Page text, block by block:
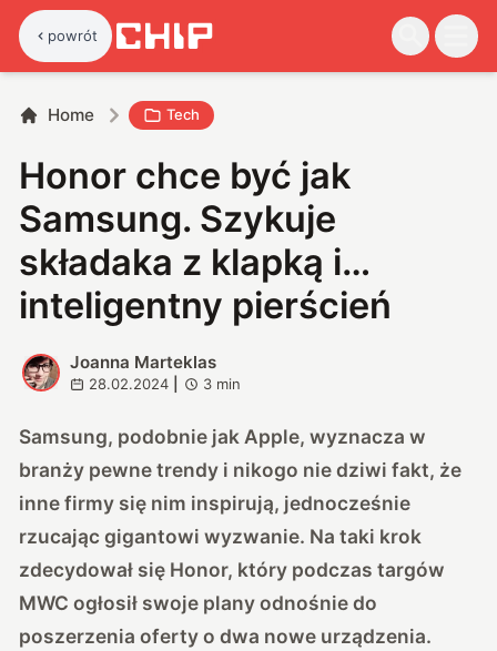
powrót
Home Tech
Honor chce być jak
Samsung. Szykuje
składaka z klapką i…
inteligentny pierścień
J
Joanna Marteklas
28.02.2024 3 min
Samsung, podobnie jak Apple, wyznacza w
branży pewne trendy i nikogo nie dziwi fakt, że
inne firmy się nim inspirują, jednocześnie
rzucając gigantowi wyzwanie. Na taki krok
zdecydował się Honor, który podczas targów
MWC ogłosił swoje plany odnośnie do
poszerzenia oferty o dwa nowe urządzenia.